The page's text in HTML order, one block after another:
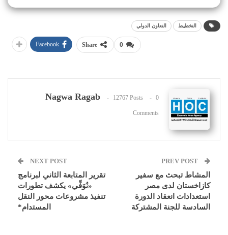
التخطيط التعاون الدولي
0
Share
Facebook
Nagwa Ragab 12767 Posts 0
Comments
المشاط تبحث مع سفير
كازاخستان لدى مصر
استعدادات انعقاد الدورة
السادسة للجنة المشتركة
NEXT POST
تقرير المتابعة الثاني لبرنامج
«نُوَفِّي» يكشف تطورات
تنفيذ مشروعات محور النقل
المستدام*